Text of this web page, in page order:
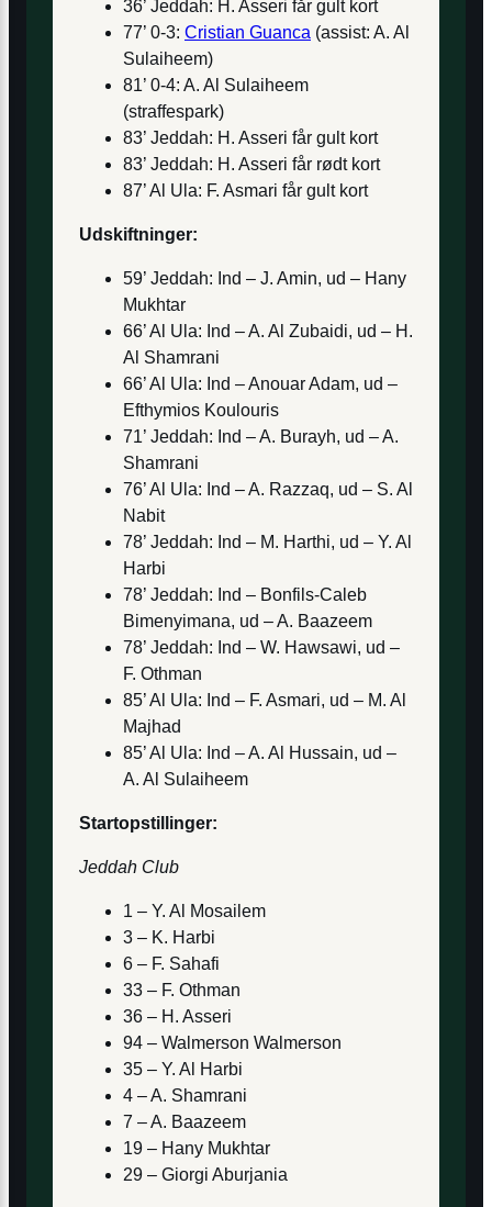
36’ Jeddah: H. Asseri får gult kort
77’ 0-3: Cristian Guanca (assist: A. Al
Sulaiheem)
81’ 0-4: A. Al Sulaiheem
(straffespark)
83’ Jeddah: H. Asseri får gult kort
83’ Jeddah: H. Asseri får rødt kort
87’ Al Ula: F. Asmari får gult kort
Udskiftninger:
59’ Jeddah: Ind – J. Amin, ud – Hany
Mukhtar
66’ Al Ula: Ind – A. Al Zubaidi, ud – H.
Al Shamrani
66’ Al Ula: Ind – Anouar Adam, ud –
Efthymios Koulouris
71’ Jeddah: Ind – A. Burayh, ud – A.
Shamrani
76’ Al Ula: Ind – A. Razzaq, ud – S. Al
Nabit
78’ Jeddah: Ind – M. Harthi, ud – Y. Al
Harbi
78’ Jeddah: Ind – Bonfils-Caleb
Bimenyimana, ud – A. Baazeem
78’ Jeddah: Ind – W. Hawsawi, ud –
F. Othman
85’ Al Ula: Ind – F. Asmari, ud – M. Al
Majhad
85’ Al Ula: Ind – A. Al Hussain, ud –
A. Al Sulaiheem
Startopstillinger:
Jeddah Club
1 – Y. Al Mosailem
3 – K. Harbi
6 – F. Sahafi
33 – F. Othman
36 – H. Asseri
94 – Walmerson Walmerson
35 – Y. Al Harbi
4 – A. Shamrani
7 – A. Baazeem
19 – Hany Mukhtar
29 – Giorgi Aburjania